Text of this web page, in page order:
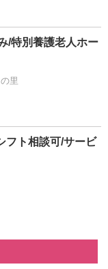
/特別養護老人ホー
里
フト相談可/サービ